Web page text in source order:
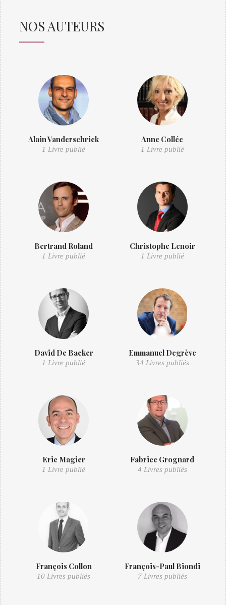
NOS AUTEURS
Alain Vanderschrick
1 Livre publié
Anne Collée
1 Livre publié
Bertrand Roland
1 Livre publié
Christophe Lenoir
1 Livre publié
David De Backer
1 Livre publié
Emmanuel Degrève
34 Livres publiés
Eric Magier
1 Livre publié
Fabrice Grognard
4 Livres publiés
François Collon
10 Livres publiés
François-Paul Biondi
7 Livres publiés